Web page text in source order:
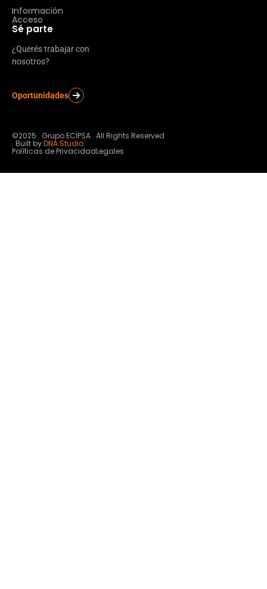
Información
Acceso
Sé parte
¿Querés trabajar con
nosotros?
Oportunidades
©2025 . Grupo ECIPSA . All Rights Reserved
. Built byDNA Studio
Políticas de PrivacidadLegales